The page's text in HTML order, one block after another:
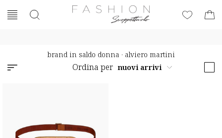
brand in saldo donna · alviero martini
Ordina per